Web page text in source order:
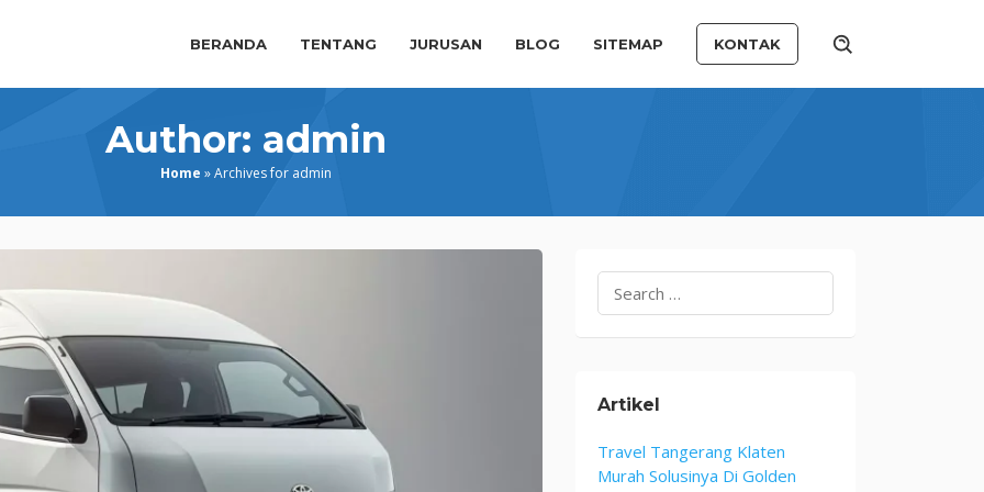
BERANDA TENTANG JURUSAN BLOG SITEMAP KONTAK
Author: admin
Home »Archives for admin
for:
Artikel
Travel Tangerang Klaten
Murah Solusinya Di Golden